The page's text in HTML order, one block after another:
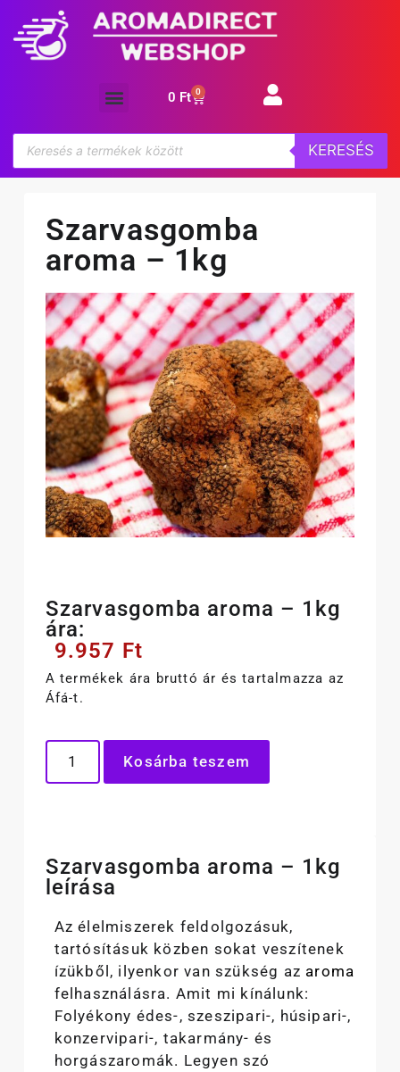
0 Ft 0
KERESÉS
Szarvasgomba
aroma – 1kg
Szarvasgomba aroma – 1kg
ára:
9.957 Ft
A termékek ára bruttó ár és tartalmazza az
Áfá-t.
Kosárba teszem
Szarvasgomba aroma – 1kg
leírása
Az élelmiszerek feldolgozásuk,
tartósításuk közben sokat veszítenek
ízükből, ilyenkor van szükség az aroma
felhasználásra. Amit mi kínálunk:
Folyékony édes-, szeszipari-, húsipari-,
konzervipari-, takarmány- és
horgászaromák. Legyen szó